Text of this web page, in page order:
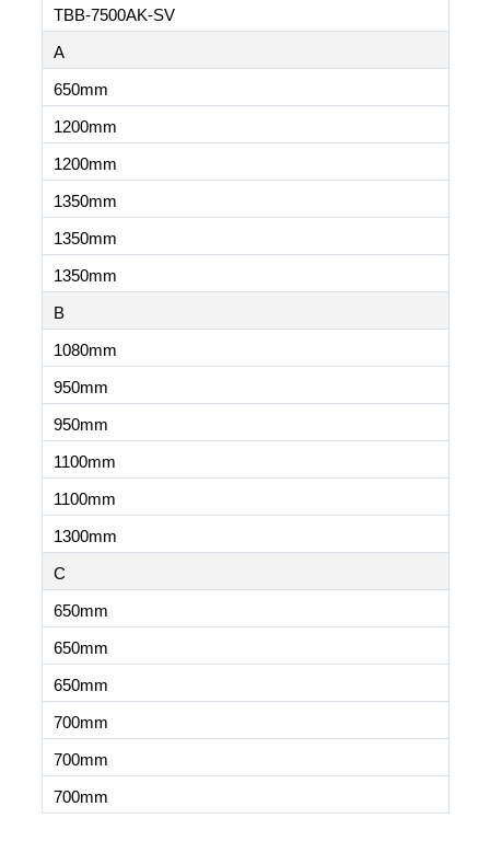
TBB-7500AK-SV
A
650mm
1200mm
1200mm
1350mm
1350mm
1350mm
B
1080mm
950mm
950mm
1100mm
1100mm
1300mm
C
650mm
650mm
650mm
700mm
700mm
700mm